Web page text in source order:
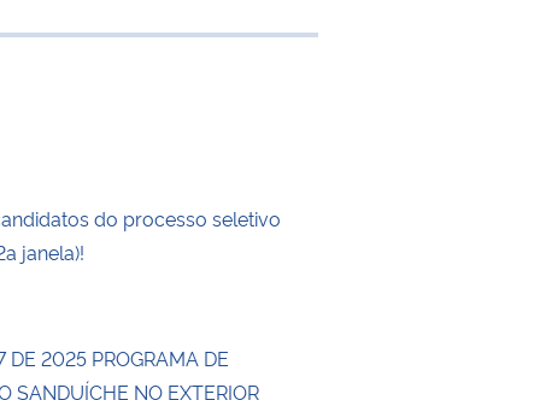
do processo seletivo
janela)!
DE 2025 PROGRAMA DE
SANDUÍCHE NO EXTERIOR